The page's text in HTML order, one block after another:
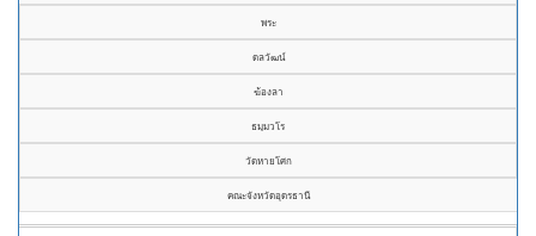
พระ
ดลวัฒน์
ฆ้องลา
ธมฺมวโร
วัดหายโศก
คณะจังหวัดอุดรธานี